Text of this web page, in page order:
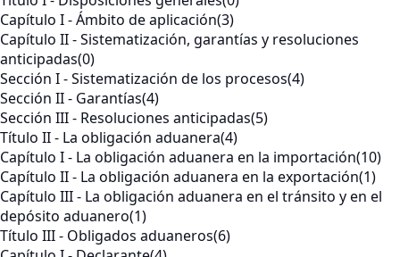
Capítulo I - Ámbito de aplicación(3)
Capítulo II - Sistematización, garantías y resoluciones
anticipadas(0)
Sección I - Sistematización de los procesos(4)
Sección II - Garantías(4)
Sección III - Resoluciones anticipadas(5)
Título II - La obligación aduanera(4)
Capítulo I - La obligación aduanera en la importación(10)
Capítulo II - La obligación aduanera en la exportación(1)
Capítulo III - La obligación aduanera en el tránsito y en el
depósito aduanero(1)
Título III - Obligados aduaneros(6)